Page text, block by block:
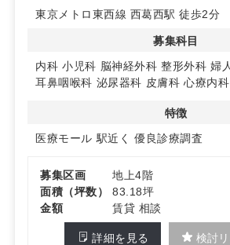
代の受療動機が見込めます。
い立地が再来・継続受診につながります
詳細はお問い合わせください
東京メトロ東西線 西葛西駅 徒歩2分
募集科目
内科 小児科 脳神経外科 整形外科 婦
耳鼻咽喉科 泌尿器科 皮膚科 心療内科
特徴
医療モール 駅近く 優良診療調査
募集区画
地上4階
面積（坪数）
83.18坪
金額
賃貸 相談
詳細を見る 検討